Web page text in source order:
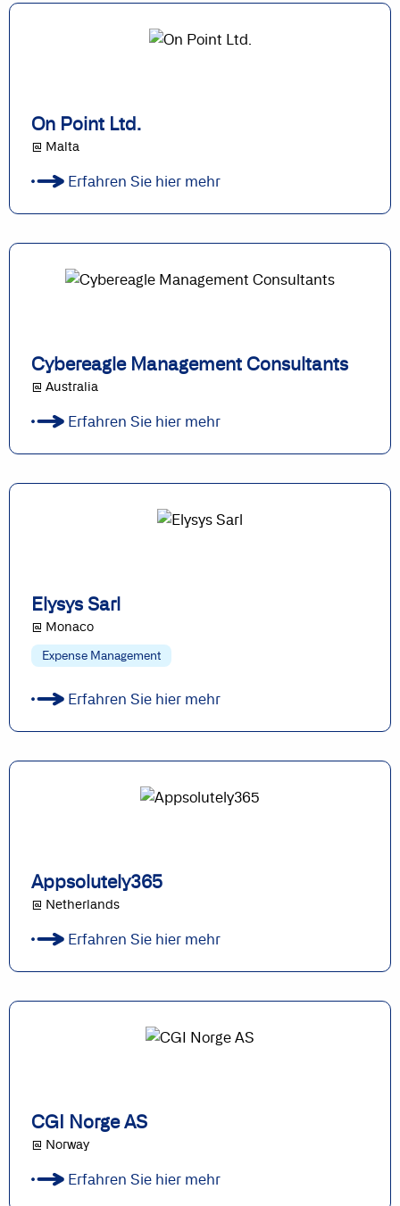
On Point Ltd.
@ Malta
Erfahren Sie hier mehr
Cybereagle Management Consultants
@ Australia
Erfahren Sie hier mehr
Elysys Sarl
@ Monaco
Expense Management
Erfahren Sie hier mehr
Appsolutely365
@ Netherlands
Erfahren Sie hier mehr
CGI Norge AS
@ Norway
Erfahren Sie hier mehr